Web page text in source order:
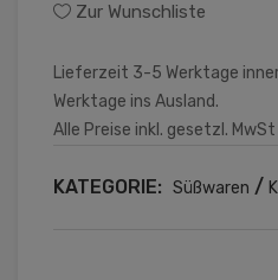
Zur Wunschliste
Lieferzeit 3-5 Werktage
Werktage ins Ausland.
Alle Preise inkl. gesetzl. MwSt
KATEGORIE: Süßwaren /